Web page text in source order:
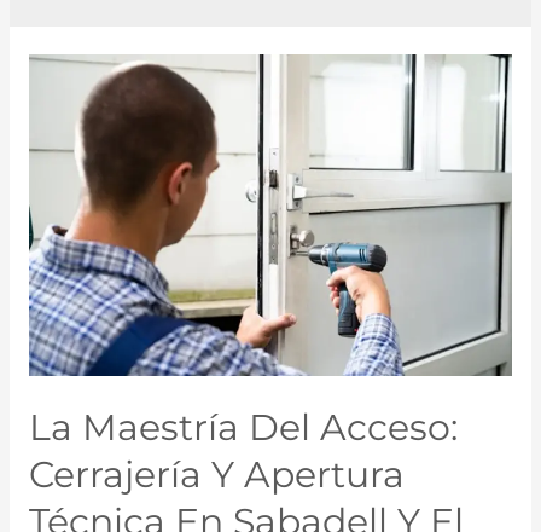
La Maestría Del Acceso:
Cerrajería Y Apertura
Técnica En Sabadell Y El